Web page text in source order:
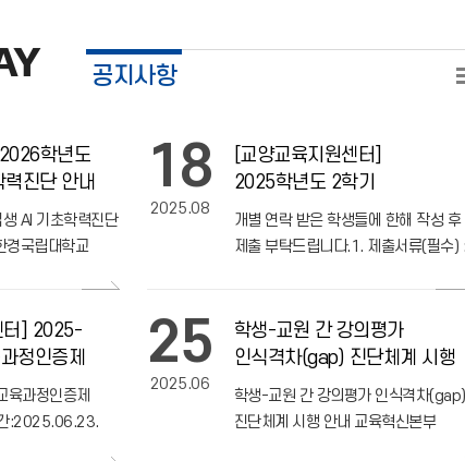
공지사항
학년도
진단 안내
AI 기초학력진단
경국립대학교
[교양교육지원센터]
2025학년도 2학기
국가근로장학생 지원서 양식
개별 연락 받은 학생들에 한해 작성 후
제출 부탁드립니다.1. 제출서류(필수) :
근무시
2025.08
18
터] 2025-
정인증제
과정인증제
:2025.06.23.
학생-교원 간 강의평가
인식격차(gap) 진단체계 시행
안내(2025-1학기부터)
학생-교원 간 강의평가 인식격차(gap)
진단체계 시행 안내 교육혁신본부
2025.06
25
[시각미디어디자인전공] 국제
디자인 공모전서 잇단 수상